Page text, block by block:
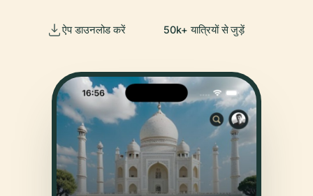
ऐप डाउनलोड करें 50k+ यात्रियों से जुड़ें